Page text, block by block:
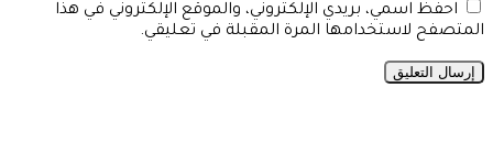
احفظ اسمي، بريدي الإلكتروني، والموقع الإلكتروني في هذا
المتصفح لاستخدامها المرة المقبلة في تعليقي.